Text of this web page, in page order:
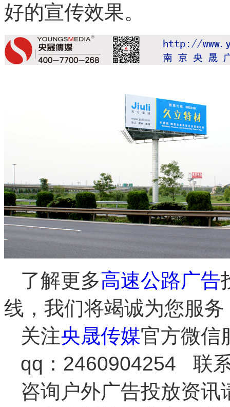
好的宣传效果。
了解更多高速公路广告
线，我们将竭诚为您服务
关注央晟传媒官方微信
qq：2460904254 联
咨询户外广告投放资讯